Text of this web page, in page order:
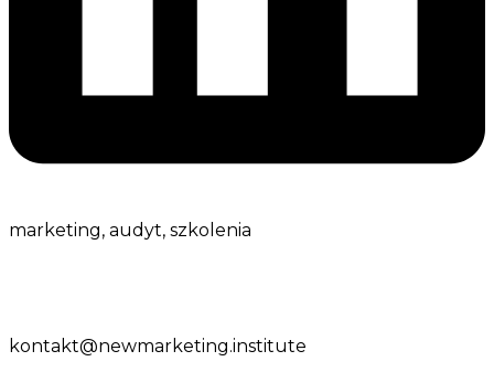
marketing, audyt, szkolenia
kontakt@newmarketing.institute